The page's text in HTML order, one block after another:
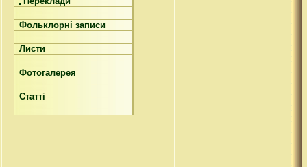
Фольклорні записи
Листи
Фотогалерея
Статті